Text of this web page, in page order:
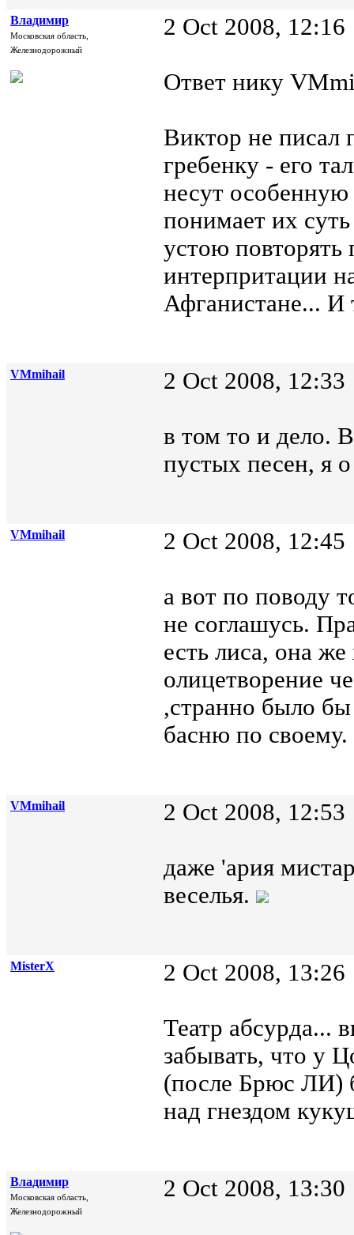
Владимир
Московская область,
Железнодорожный
2 Oct 2008, 12:16
Ответ нику
Виктор не писал
гребенку - его
несут
понимает их
устою
интерпритации
Афганистане... И
VMmihail 2 Oct 2008, 12:33
в том то и дело.
пустых песен, я
VMmihail 2 Oct 2008, 12:45
а вот по поводу
не соглашусь.
есть лиса, она
олицетворение
,странно было
басню по своему.
VMmihail 2 Oct 2008, 12:53
даже 'ария
веселья.
MisterX 2 Oct 2008, 13:26
Театр абсурда...
забывать, что у
(после Брюс ЛИ)
над гнездом
Владимир
Московская область,
Железнодорожный
2 Oct 2008, 13:30